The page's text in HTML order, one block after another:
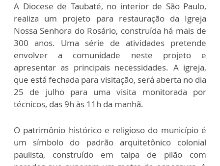
A Diocese de Taubaté, no interior de São Paulo,
realiza um projeto para restauração da Igreja
Nossa Senhora do Rosário, construída há mais de
300 anos. Uma série de atividades pretende
envolver a comunidade neste projeto e
apresentar as principais necessidades. A igreja,
que está fechada para visitação, será aberta no dia
25 de julho para uma visita monitorada por
técnicos, das 9h às 11h da manhã.
O patrimônio histórico e religioso do município é
um símbolo do padrão arquitetônico colonial
paulista, construído em taipa de pilão com